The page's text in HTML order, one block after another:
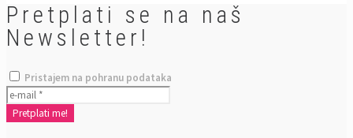
Pretplati se na naš
Newsletter!
Pristajem na pohranu podataka